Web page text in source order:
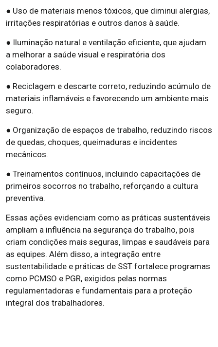
● Uso de materiais menos tóxicos, que diminui alergias,
irritações respiratórias e outros danos à saúde.
● Iluminação natural e ventilação eficiente, que ajudam
a melhorar a saúde visual e respiratória dos
colaboradores.
● Reciclagem e descarte correto, reduzindo acúmulo de
materiais inflamáveis e favorecendo um ambiente mais
seguro.
● Organização de espaços de trabalho, reduzindo riscos
de quedas, choques, queimaduras e incidentes
mecânicos.
● Treinamentos contínuos, incluindo capacitações de
primeiros socorros no trabalho, reforçando a cultura
preventiva.
Essas ações evidenciam como as práticas sustentáveis
ampliam a influência na segurança do trabalho, pois
criam condições mais seguras, limpas e saudáveis para
as equipes. Além disso, a integração entre
sustentabilidade e práticas de SST fortalece programas
como PCMSO e PGR, exigidos pelas normas
regulamentadoras e fundamentais para a proteção
integral dos trabalhadores.